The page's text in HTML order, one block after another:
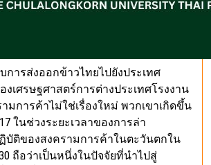
การส่งออกข้าวไทยไปยังประเทศ
งเศรษฐศาสตร์การต่างประเทศโรงงาน
มการค้าไม่ใช่เรื่องใหม่ พวกเขาเกิดขึ้น
ในช่วงระยะเวลาของการล่า
ติของสงครามการค้าในตะวันตกใน
ถือว่าเป็นหนึ่งในปัจจัยที่นำไปสู่